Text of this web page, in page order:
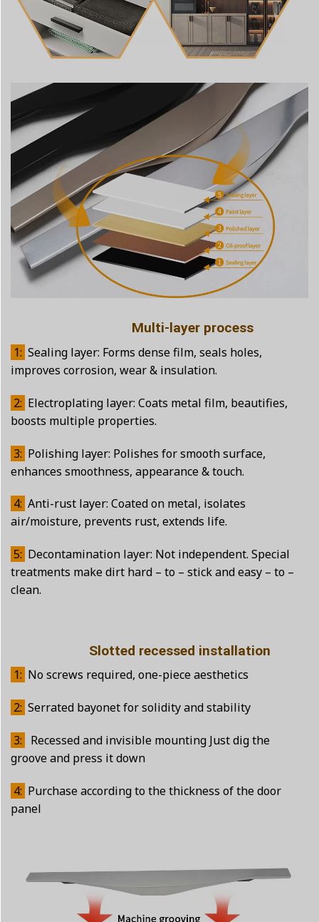
Multi-layer process
1: Sealing layer: Forms dense film, seals holes,
improves corrosion, wear & insulation.
2: Electroplating layer: Coats metal film, beautifies,
boosts multiple properties.
3: Polishing layer: Polishes for smooth surface,
enhances smoothness, appearance & touch.
4: Anti-rust layer: Coated on metal, isolates
air/moisture, prevents rust, extends life.
5: Decontamination layer: Not independent. Special
treatments make dirt hard – to – stick and easy – to –
clean.
Slotted recessed installation
1: No screws required, one-piece aesthetics
2: Serrated bayonet for solidity and stability
3:
Recessed and invisible mounting Just dig the
groove and press it down
4: Purchase according to the thickness of the door
panel